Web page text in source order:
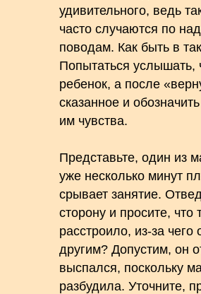
удивительного, ведь
часто случаются по
поводам. Как быть в
Попытаться услышать,
ребенок, а после
сказанное и
им чувства.
Представьте, один из
уже несколько минут
срывает занятие.
сторону и просите, что
расстроило, из-за чего
другим? Допустим, он
выспался, поскольку
разбудила. Уточните,